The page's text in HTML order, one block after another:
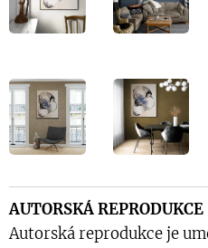
AUTORSKÁ REPRODUKCE
Autorská reprodukce je